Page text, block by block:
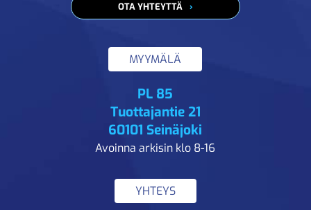
OTA YHTEYTTÄ
MYYMÄLÄ
PL 85
Tuottajantie 21
60101 Seinäjoki
Avoinna arkisin klo 8-16
YHTEYS